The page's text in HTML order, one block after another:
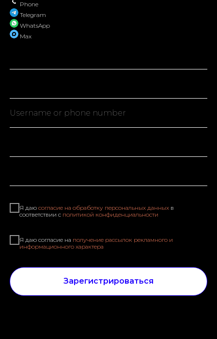
Phone
Telegram
WhatsApp
Max
Я даю согласие на обработку персональных данных в
соответствии с политикой конфиденциальности
Я даю согласие на получение рассылок рекламного и
информационного характера
Зарегистрироваться